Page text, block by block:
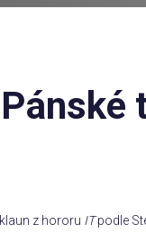
z hororu ITpodle